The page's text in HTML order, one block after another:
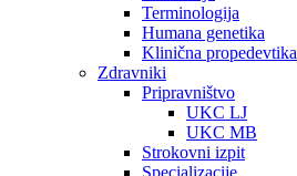
Terminologija
Humana genetika
Klinična propedevtika
Zdravniki
Pripravništvo
UKC LJ
UKC MB
Strokovni izpit
Specializacije